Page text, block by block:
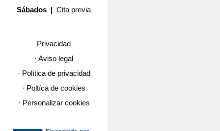
Sábados |Cita previa
Privacidad
· Aviso legal
· Política de privacidad
· Poltíca de cookies
· Personalizar cookies